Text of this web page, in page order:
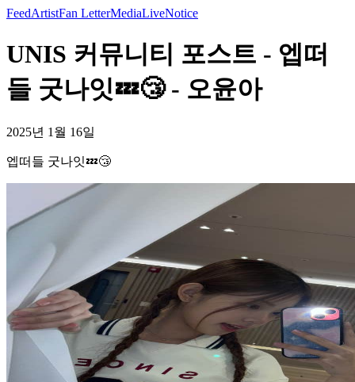
FeedArtistFan LetterMediaLiveNotice
UNIS 커뮤니티 포스트 - 엡떠
들 굿나잇💤😴 - 오윤아
2025년 1월 16일
엡떠들 굿나잇💤😴